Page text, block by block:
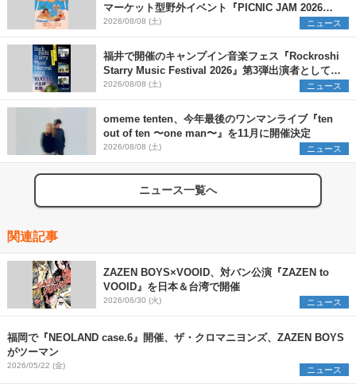
マーケット型野外イベント『PICNIC JAM 2026』
早割チケット発売開始
2026/08/08 (土) ニュース
福井で開催のキャンプイン音楽フェス『Rockroshi
Starry Music Festival 2026』第3弾出演者として
SCOOBIE DO、かりゆし58、Reiを発表
2026/08/08 (土) ニュース
omeme tenten、今年最後のワンマンライブ『ten
out of ten 〜one man〜』を11月に開催決定
2026/08/08 (土) ニュース
ニュース一覧へ
関連記事
ZAZEN BOYS×VOOID、対バン公演『ZAZEN to
VOOID』を日本＆台湾で開催
2026/06/30 (火) ニュース
福岡で『NEOLAND case.6』開催、ザ・クロマニヨンズ、ZAZEN BOYS
がツーマン
2026/05/22 (金) ニュース